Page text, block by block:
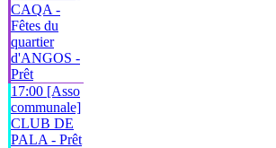
CAQA -
Fêtes du
quartier
d'ANGOS -
Prêt
17:00 [Asso
communale]
CLUB DE
PALA - Prêt